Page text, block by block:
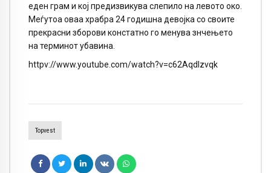
еден грам и кој предизвикува слепило на левото око.
Меѓутоа оваа храбра 24 годишна девојка со своите
прекрасни зборови констатно го менува знчењето
на терминот убавина.
httpv://www.youtube.com/watch?v=c62Aqdlzvqk
Topvest